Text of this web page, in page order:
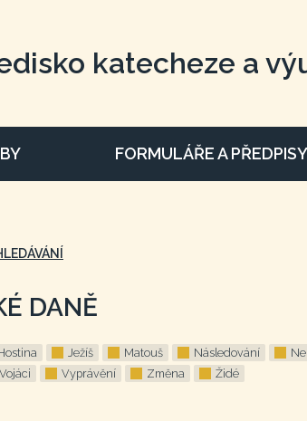
katecheze a
FORMULÁŘE A PŘEDPISY
DANĚ
Ježíš Matouš Následování
Vojáci Vyprávění Změna Židé